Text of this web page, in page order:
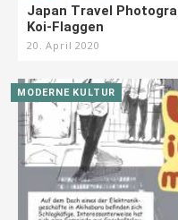
Japan Travel
Koi-Flaggen
20. April 2020
MODERNE KULTUR